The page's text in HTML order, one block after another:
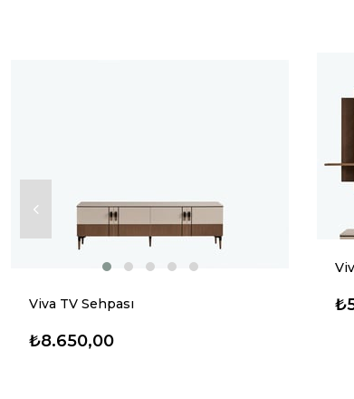
Viva TV Sehpası
₺8.650,00